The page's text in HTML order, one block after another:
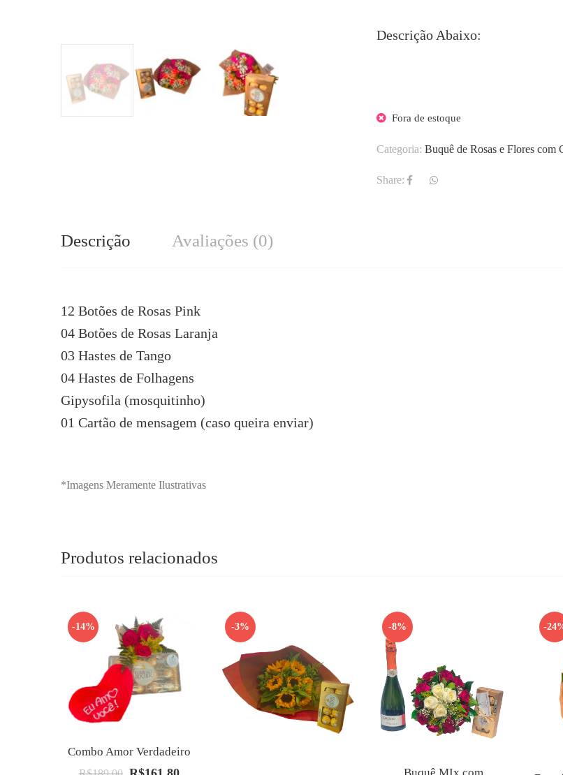
Descrição Abaixo:
Fora de estoque
Categoria:Buquê de Rosas e Flores com
Share:
Descrição Avaliações (0)
12 Botões de Rosas Pink
04 Botões de Rosas Laranja
03 Hastes de Tango
04 Hastes de Folhagens
Gipysofila (mosquitinho)
01 Cartão de mensagem (caso queira enviar)
*Imagens Meramente Ilustrativas
Produtos relacionados
-14%
Combo Amor Verdadeiro
O
O
-3% -8% -